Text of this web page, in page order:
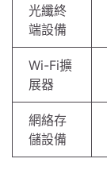
光纖終
端設備
Wi-Fi擴
展器
網絡存
儲設備